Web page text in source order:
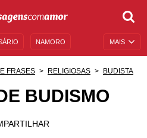
MAIS
NAMORO
FRASES RELIGIOSAS BUDISTA
BUDISMO